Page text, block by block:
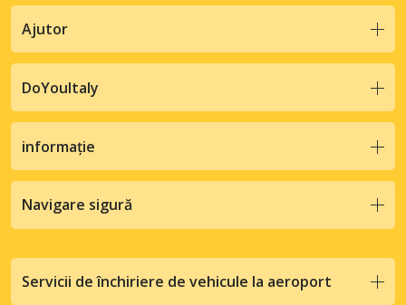
Ajutor
DoYouItaly
informație
Navigare sigură
Servicii de închiriere de vehicule la aeroport